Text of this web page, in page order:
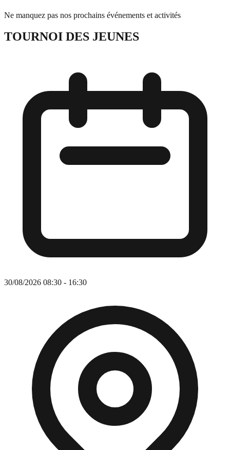
Ne manquez pas nos prochains événements et activités
TOURNOI DES JEUNES
30/08/2026 08:30 - 16:30